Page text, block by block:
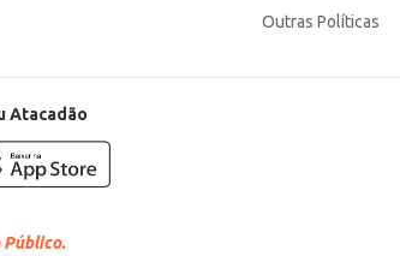
Outras Políticas
Atacadão
Público.